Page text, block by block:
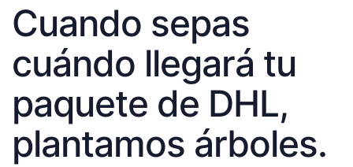
Cuando sepas
cuándo llegará tu
paquete de DHL,
plantamos árboles.